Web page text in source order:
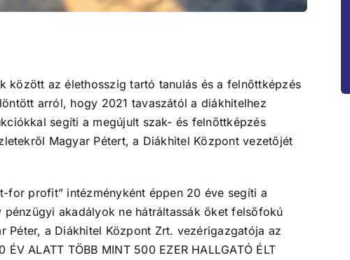
között az élethosszig tartó tanulás és a felnőttképzés
arról, hogy 2021 tavaszától a diákhitelhez
segíti a megújult szak- és felnőttképzés
Magyar Pétert, a Diákhitel Központ vezetőjét
for profit” intézményként éppen 20 éve segíti a
akadályok ne hátráltassák őket felsőfokú
Péter, a Diákhitel Központ Zrt. vezérigazgatója az
ALATT TÖBB MINT 500 EZER HALLGATÓ ÉLT